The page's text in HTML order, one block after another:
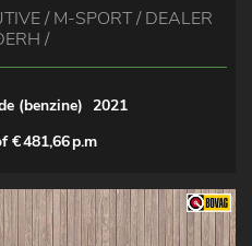
/ M-SPORT / DEALER
/
(benzine) 2021
€481,66p.m